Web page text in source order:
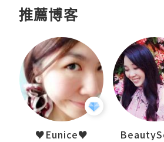
推薦博客
♥Eunice♥